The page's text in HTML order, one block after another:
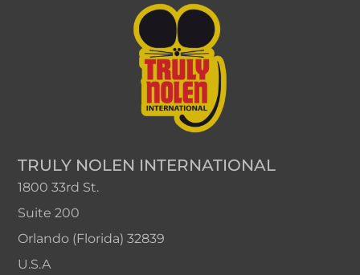
TRULY NOLEN INTERNATIONAL
1800 33rd St.
Suite 200
Orlando (Florida) 32839
U.S.A